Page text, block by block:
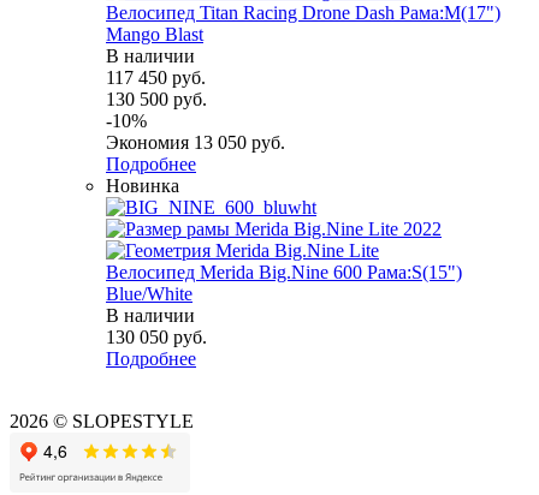
Велосипед Titan Racing Drone Dash Рама:M(17")
Mango Blast
В наличии
117 450 руб.
130 500 руб.
-10%
Экономия 13 050 руб.
Подробнее
Новинка
Велосипед Merida Big.Nine 600 Рама:S(15")
Blue/White
В наличии
130 050 руб.
Подробнее
2026 © SLOPESTYLE